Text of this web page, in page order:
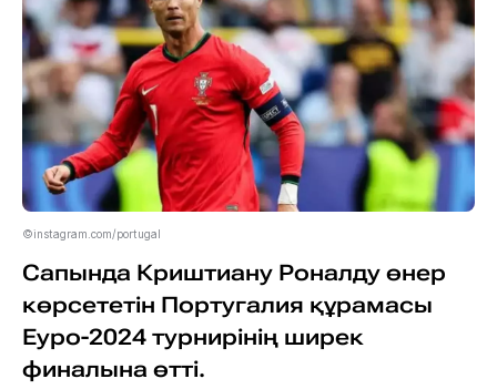
©instagram.com/portugal
Сапында Криштиану Роналду өнер
көрсететін Португалия құрамасы
Еуро-2024 турнирінің ширек
финалына өтті.